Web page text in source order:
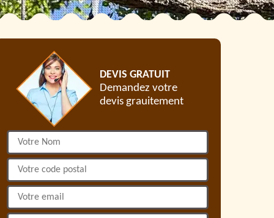
DEVIS GRATUIT
Demandez votre
devis grauitement